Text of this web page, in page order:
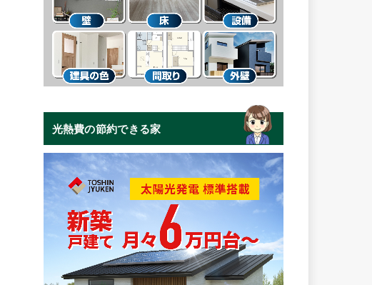
光熱費の節約できる家